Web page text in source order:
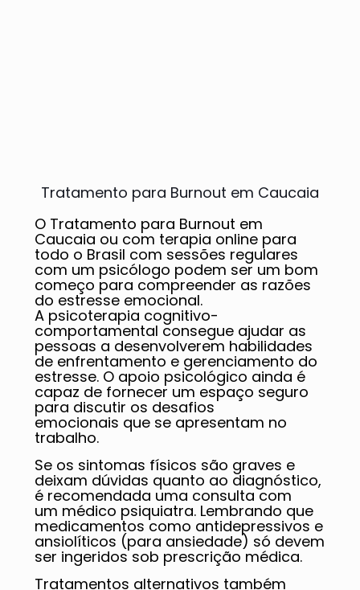
Tratamento para Burnout em Caucaia
O Tratamento para Burnout em
Caucaia ou com terapia online para
todo o Brasil com sessões regulares
com um psicólogo podem ser um bom
começo para compreender as razões
do estresse emocional.
A psicoterapia cognitivo-
comportamental consegue ajudar as
pessoas a desenvolverem habilidades
de enfrentamento e gerenciamento do
estresse. O apoio psicológico ainda é
capaz de fornecer um espaço seguro
para discutir os desafios
emocionais que se apresentam no
trabalho.
Se os sintomas físicos são graves e
deixam dúvidas quanto ao diagnóstico,
é recomendada uma consulta com
um médico psiquiatra. Lembrando que
medicamentos como antidepressivos e
ansiolíticos (para ansiedade) só devem
ser ingeridos sob prescrição médica.
Tratamentos alternativos também